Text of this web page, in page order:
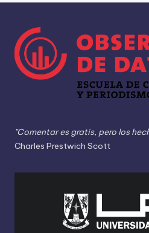
"Comentar es gratis, pero los
Charles Prestwich Scott